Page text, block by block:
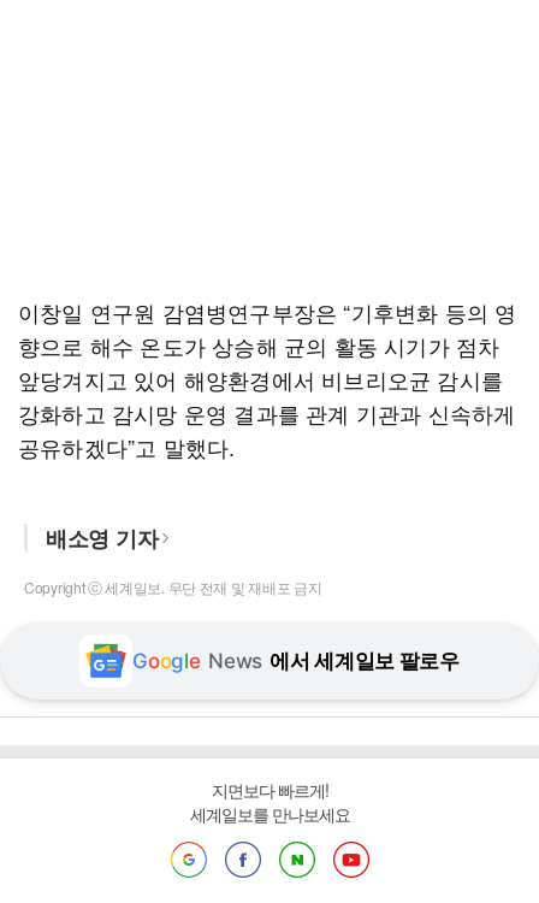
이창일 연구원 감염병연구부장은 “기후변화 등의 영
향으로 해수 온도가 상승해 균의 활동 시기가 점차
앞당겨지고 있어 해양환경에서 비브리오균 감시를
강화하고 감시망 운영 결과를 관계 기관과 신속하게
공유하겠다”고 말했다.
배소영 기자
Copyright ⓒ 세계일보. 무단 전재 및 재배포 금지
Google News 에서 세계일보 팔로우
지면보다 빠르게!
세계일보를 만나보세요